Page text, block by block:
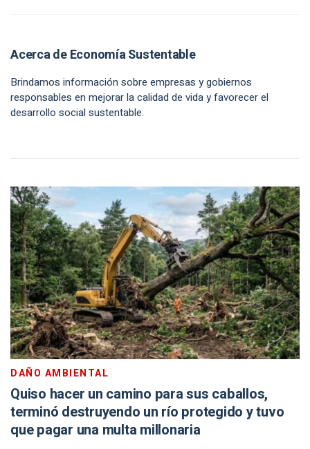
Acerca de Economía Sustentable
Brindamos información sobre empresas y gobiernos
responsables en mejorar la calidad de vida y favorecer el
desarrollo social sustentable.
DAÑO AMBIENTAL
Quiso hacer un camino para sus caballos,
terminó destruyendo un río protegido y tuvo
que pagar una multa millonaria